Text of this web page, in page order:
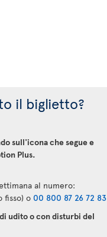
il biglietto?
sull'icona che segue e
Plus.
al numero:
fisso) o 00 800 87 26 72 83
udito o con disturbi del